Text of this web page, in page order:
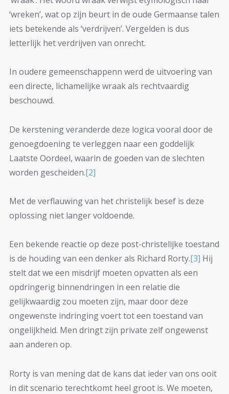
‘wreken’, wat op zijn beurt in de oude Germaanse talen
iets betekende als ‘verdrijven’. Vergelden is dus
letterlijk het verdrijven van onrecht.
In oudere gemeenschappenn werd de uitvoering van
een directe, lichamelijke wraak als rechtvaardig
beschouwd.
De kerstening veranderde deze logica vooral door de
genoegdoening te verleggen naar een goddelijk
Laatste Oordeel, waarin de goeden van de slechten
worden gescheiden.[2]
Met de verflauwing van het christelijk besef is deze
oplossing niet langer voldoende.
Een bekende reactie op deze post-christelijke toestand
is de houding van een denker als Richard Rorty.[3] Hij
stelt dat we een misdrijf moeten opvatten als een
opdringerig binnendringen in een relatie die
gelijkwaardig zou moeten zijn, maar door deze
ongewenste indringing voert tot een toestand van
ongelijkheid. Men dringt zijn private zelf ongewenst
aan anderen op.
Rorty is van mening dat de kans dat ieder van ons ooit
in dit scenario terechtkomt heel groot is. We moeten,